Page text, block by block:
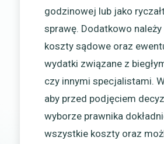
godzinowej lub jako
sprawę. Dodatkowo
koszty sądowe oraz
wydatki związane z
czy innymi specjalistami.
aby przed podjęciem
wyborze prawnika
wszystkie koszty oraz